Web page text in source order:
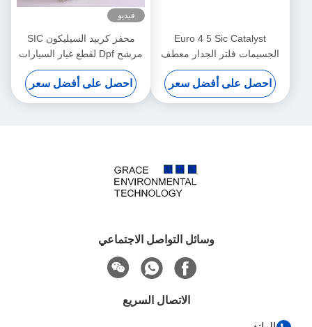
Euro 4 5 Sic Catalyst
الجسيمات فلتر الجدار معطف
معدني ثمين
احصل على أفضل سعر
فيديو
محفز كربيد السيليكون SIC
مرشح Dpf لقطع غيار السيارات
الأوروبية تمدد حراري منخفض
المعامل
احصل على أفضل سعر
وسائل التواصل الاجتماعي
الاتصال السريع